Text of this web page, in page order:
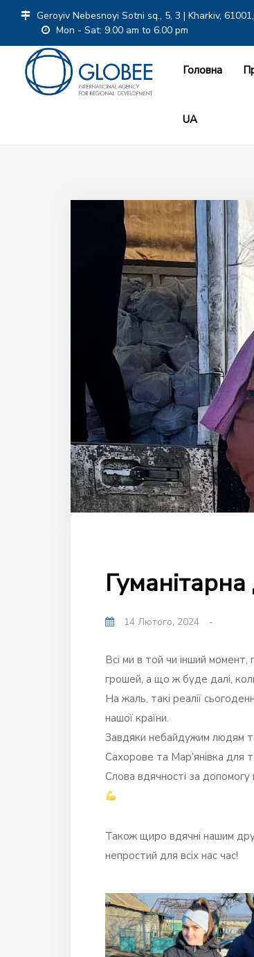
Geroyiv Nebesnoyi Sotni sq., 5, 3 | Kharkiv,
Mon - Sat: 9.00 am to 6.00 pm
Головна
UA
14 Лютого, 2024 -
Всі ми в той чи інший
грошей, а що ж буде далі,
На жаль, такі реалії
нашої країни.
Завдяки небайдужим людям та
Сахорове та Мар’янівка для
Слова вдячності за допомогу
Також щиро вдячні нашим
непростий для всіх нас час!